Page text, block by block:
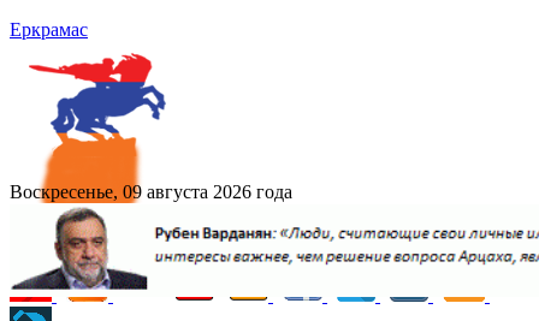
Еркрамас
Воскресенье, 09 августа 2026 года